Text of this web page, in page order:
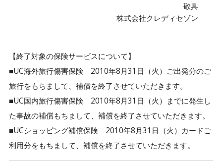
敬具
株式会社クレディセゾン
【終了対象の保険サービスについて】
■UC海外旅行傷害保険 2010年8月31日（火）ご出発分のご
旅行をもちまして、補償を終了させていただきます。
■UC国内旅行傷害保険 2010年8月31日（火）までに発生し
た事故の補償もちまして、補償を終了させていただきます。
■UCショッピング補償保険 2010年8月31日（火）カードご
利用分をもちまして、補償を終了させていただきます。